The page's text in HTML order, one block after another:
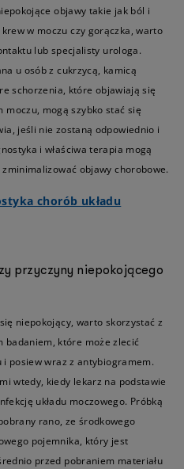
objawy takie jak ból i
w moczu czy gorączka, warto
lub specjalisty urologa.
u osób z cukrzycą, kamicą
schorzenia, które objawiają się
moczu, mogą szybko stać się
jeśli nie zostaną odpowiednio i
i właściwa terapia mogą
objawy chorobowe.
chorób układu
przyczyny niepokojącego
niepokojący, warto skorzystać z
badaniem, które może zlecić
posiew wraz z antybiogramem.
wtedy, kiedy lekarz na podstawie
układu moczowego. Próbką
rano, ze środkowego
pojemnika, który jest
przed pobraniem materiału